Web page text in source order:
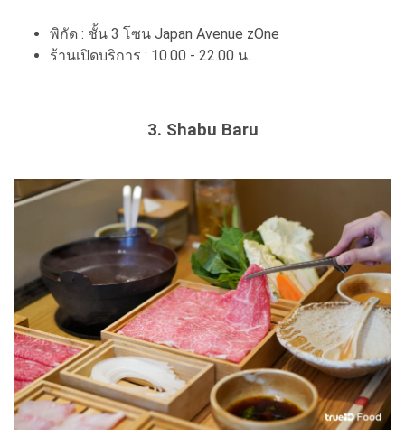
พิกัด : ชั้น 3 โซน Japan Avenue zOne
ร้านเปิดบริการ : 10.00 - 22.00 น.
3. Shabu Baru